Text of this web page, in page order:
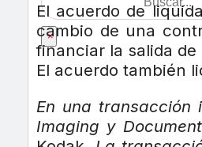
×
El acuerdo de
cambio de una
financiar la salida de
El acuerdo también
En una transacción
Imaging y